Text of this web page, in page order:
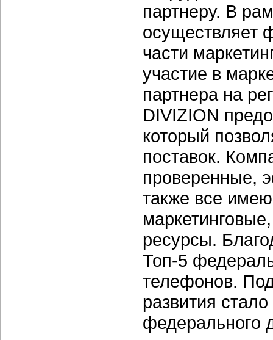
партнеру. В
осуществляет
части
участие в
партнера на
DIVIZION
который
поставок.
проверенные,
также все
ресурсы.
Топ-5
телефонов.
развития
федерального